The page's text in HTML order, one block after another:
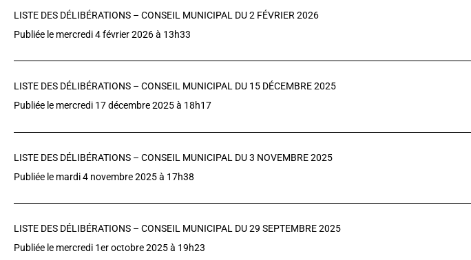
LISTE DES DÉLIBÉRATIONS – CONSEIL MUNICIPAL DU 2 FÉVRIER 2026
Publiée le mercredi 4 février 2026 à 13h33
LISTE DES DÉLIBÉRATIONS – CONSEIL MUNICIPAL DU 15 DÉCEMBRE 2025
Publiée le mercredi 17 décembre 2025 à 18h17
LISTE DES DÉLIBÉRATIONS – CONSEIL MUNICIPAL DU 3 NOVEMBRE 2025
Publiée le mardi 4 novembre 2025 à 17h38
LISTE DES DÉLIBÉRATIONS – CONSEIL MUNICIPAL DU 29 SEPTEMBRE 2025
Publiée le mercredi 1er octobre 2025 à 19h23